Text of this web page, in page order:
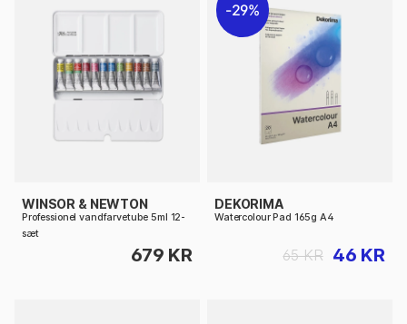
WINSOR & NEWTON
Professionel vandfarvetube 5ml 12-
sæt
679 KR
29%
DEKORIMA
Watercolour Pad 165g A4
46 KR
65 KR